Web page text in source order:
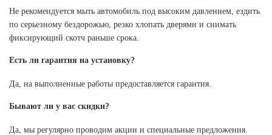
Не рекомендуется мыть автомобиль под высоким давлением, ездить
по серьезному бездорожью, резко хлопать дверями и снимать
фиксирующий скотч раньше срока.
Есть ли гарантия на установку?
Да, на выполненные работы предоставляется гарантия.
Бывают ли у вас скидки?
Да, мы регулярно проводим акции и специальные предложения.